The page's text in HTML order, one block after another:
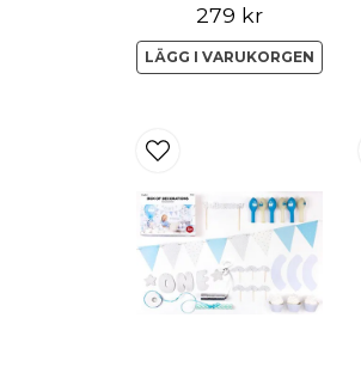
279 kr
LÄGG I VARUKORGEN